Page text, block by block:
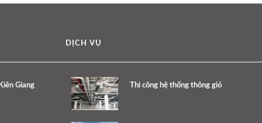
Giang
DỊCH VỤ
Thi công hệ thống thông gió